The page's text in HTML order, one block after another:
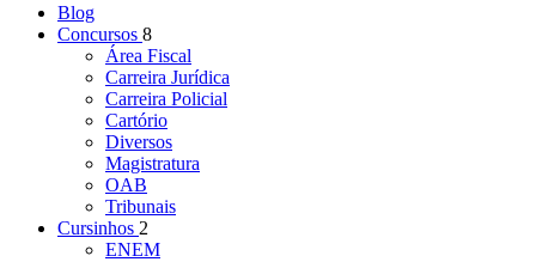
Blog
Concursos 8
Área Fiscal
Carreira Jurídica
Carreira Policial
Cartório
Diversos
Magistratura
OAB
Tribunais
Cursinhos 2
ENEM